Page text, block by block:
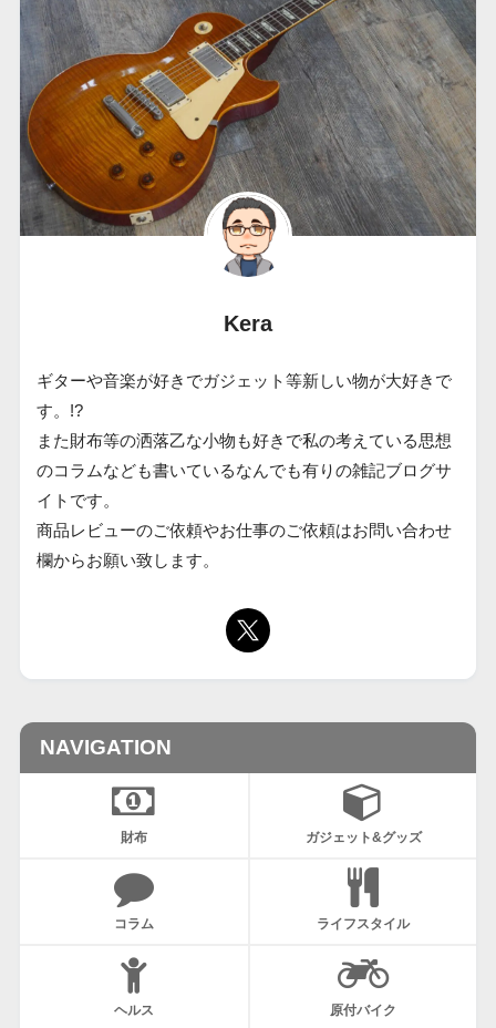
Kera
ギターや音楽が好きでガジェット等新しい物が大好きで
す。!?
また財布等の洒落乙な小物も好きで私の考えている思想
のコラムなども書いているなんでも有りの雑記ブログサ
イトです。
商品レビューのご依頼やお仕事のご依頼はお問い合わせ
欄からお願い致します。
NAVIGATION
財布 ガジェット&グッズ
コラム ライフスタイル
ヘルス 原付バイク